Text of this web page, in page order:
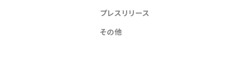
プレスリリース
その他